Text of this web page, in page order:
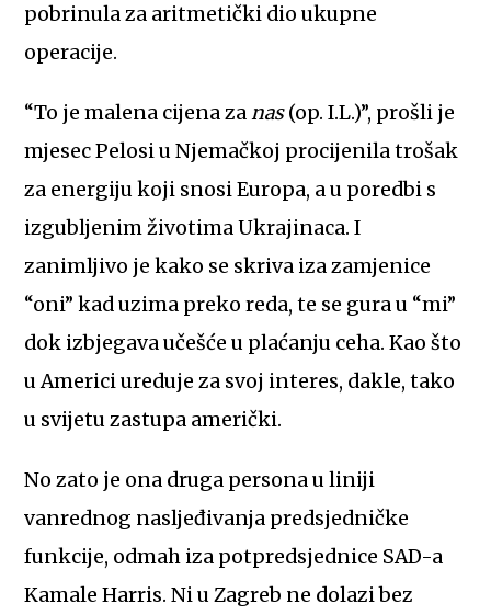
pobrinula za aritmetički dio ukupne
operacije.
“To je malena cijena zanas(op. I.L.)”, prošli je
mjesec Pelosi u Njemačkoj procijenila trošak
za energiju koji snosi Europa, a u poredbi s
izgubljenim životima Ukrajinaca. I
zanimljivo je kako se skriva iza zamjenice
“oni” kad uzima preko reda, te se gura u “mi”
dok izbjegava učešće u plaćanju ceha. Kao što
u Americi ureduje za svoj interes, dakle, tako
u svijetu zastupa američki.
No zato je ona druga persona u liniji
vanrednog nasljeđivanja predsjedničke
funkcije, odmah iza potpredsjednice SAD-a
Kamale Harris. Ni u Zagreb ne dolazi bez